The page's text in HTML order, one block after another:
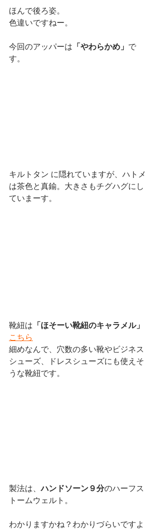
ほんで後ろ姿。
色違いですねー。
今回のアッパーは 「やわらかめ」 で
す。
キルトタン に隠れていますが、ハトメ
は茶色と真鍮。大きさもチグハグにし
ていまーす。
靴紐は 「ほそーい靴紐のキャラメル」
こちら
細めなんで、穴数の多い靴やビジネス
シューズ、ドレスシューズにも使えそ
うな靴紐です。
製法は、ハンドソーン９分のハーフス
トームウェルト。
わかりますかね？わかりづらいですよ